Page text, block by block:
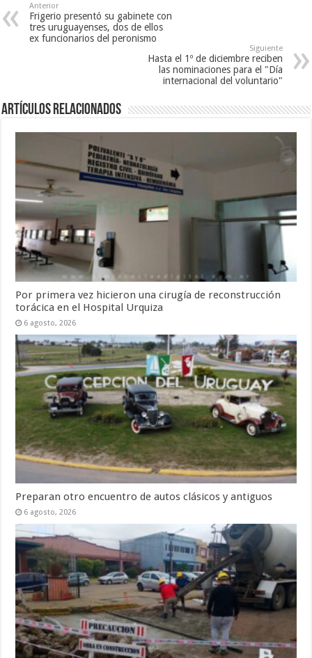
Anterior
Frigerio presentó su gabinete con
tres uruguayenses, dos de ellos
ex funcionarios del peronismo
Siguiente
Hasta el 1º de diciembre reciben
las nominaciones para el "Día
internacional del voluntario"
Artículos Relacionados
Por primera vez hicieron una cirugía de reconstrucción
torácica en el Hospital Urquiza
6 agosto, 2026
Preparan otro encuentro de autos clásicos y antiguos
6 agosto, 2026